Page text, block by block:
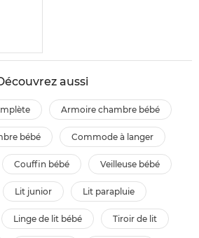
aussi
armoire chambre bébé
bébé commode à langer
couffin bébé veilleuse bébé
lit junior lit parapluie
linge de lit bébé tiroir de lit